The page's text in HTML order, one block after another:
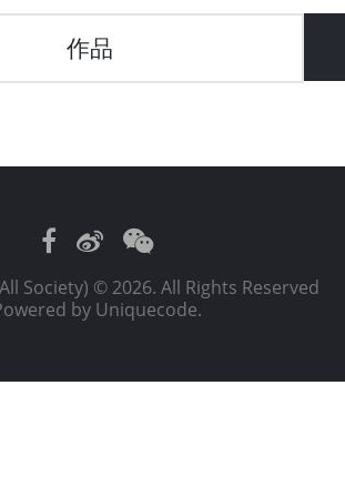
作品
Facebook
WeiboWeChat
Society) © 2026. All Rights Reserved
by Uniquecode.